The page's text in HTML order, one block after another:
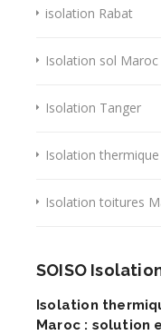
isolation Rabat
Isolation sol Maroc
Isolation Tanger
Isolation
Isolation toitures
SOISO
Isolation
Maroc : solution